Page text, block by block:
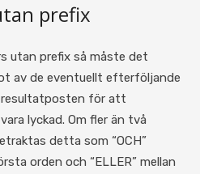
prefix
utan prefix så måste det
av de eventuellt efterföljande
resultatposten för att
lyckad. Om fler än två
detta som “OCH”
orden och “ELLER” mellan